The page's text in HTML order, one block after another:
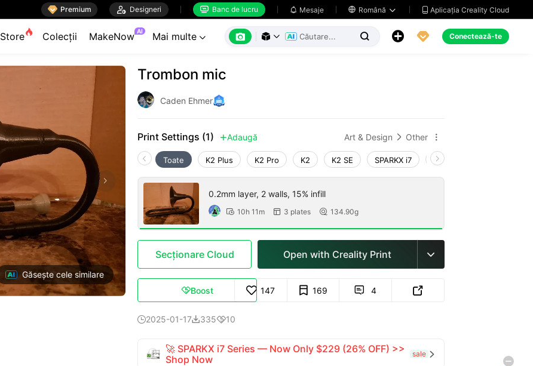
 Premium  Designeri  Banc de lucru  Mesaje  Română   Aplicația Creality Cloud
Store Colecții MakeNow AI Mai multe        Conectează-te
Găsește cele similare
Trombon mic
Caden Ehmer
Print Settings (1) Adaugă Art & Design  Other 
Toate K2 Plus K2 Pro K2 K2 SE SPARKX i7 Creality Hi
0.2mm layer, 2 walls, 15% infill
 10h 11m  3 plates  134.90g
Secționare Cloud Open with Creality Print 
Boost 147 169  4 
2025-01-1733510
🚀 SPARKX i7 Series — Now Only $229 (26% OFF) >>
Shop Now
sale 